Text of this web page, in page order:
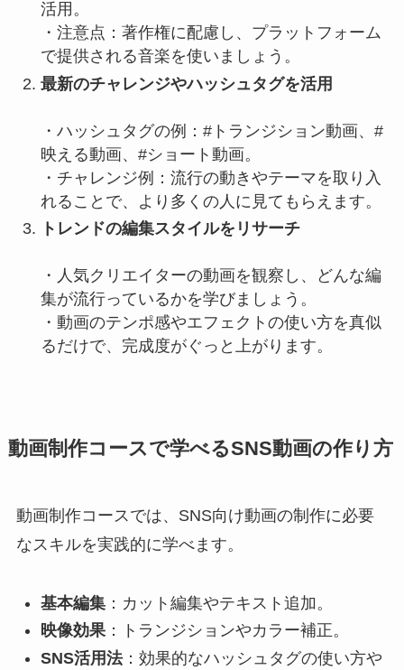
活用。
・注意点：著作権に配慮し、プラットフォーム
で提供される音楽を使いましょう。
最新のチャレンジやハッシュタグを活用
・ハッシュタグの例：#トランジション動画、#
映える動画、#ショート動画。
・チャレンジ例：流行の動きやテーマを取り入
れることで、より多くの人に見てもらえます。
トレンドの編集スタイルをリサーチ
・人気クリエイターの動画を観察し、どんな編
集が流行っているかを学びましょう。
・動画のテンポ感やエフェクトの使い方を真似
るだけで、完成度がぐっと上がります。
動画制作コースで学べるSNS動画の作り方
動画制作コースでは、SNS向け動画の制作に必要
なスキルを実践的に学べます。
基本編集：カット編集やテキスト追加。
映像効果：トランジションやカラー補正。
SNS活用法：効果的なハッシュタグの使い方や